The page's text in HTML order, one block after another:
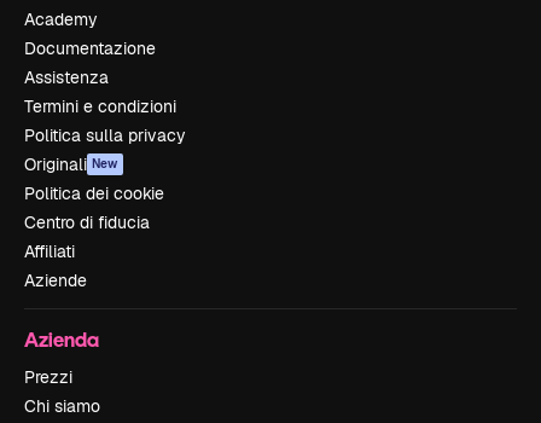
Academy
Documentazione
Assistenza
Termini e condizioni
Politica sulla privacy
Originali New
Politica dei cookie
Centro di fiducia
Affiliati
Aziende
Azienda
Prezzi
Chi siamo